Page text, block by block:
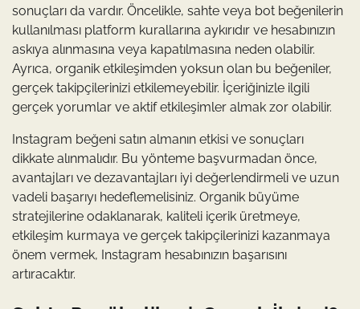
sonuçları da vardır. Öncelikle, sahte veya bot beğenilerin
kullanılması platform kurallarına aykırıdır ve hesabınızın
askıya alınmasına veya kapatılmasına neden olabilir.
Ayrıca, organik etkileşimden yoksun olan bu beğeniler,
gerçek takipçilerinizi etkilemeyebilir. İçeriğinizle ilgili
gerçek yorumlar ve aktif etkileşimler almak zor olabilir.
Instagram beğeni satın almanın etkisi ve sonuçları
dikkate alınmalıdır. Bu yönteme başvurmadan önce,
avantajları ve dezavantajları iyi değerlendirmeli ve uzun
vadeli başarıyı hedeflemelisiniz. Organik büyüme
stratejilerine odaklanarak, kaliteli içerik üretmeye,
etkileşim kurmaya ve gerçek takipçilerinizi kazanmaya
önem vermek, Instagram hesabınızın başarısını
artıracaktır.